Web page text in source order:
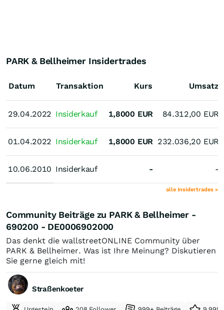
PARK & Bellheimer Insidertrades
Datum
29.04.2022
01.04.2022
10.06.2010
Transaktion Kurs Umsatz
29.04.2022 Insiderkauf 1,8000 EUR 84.312,00 EUR
01.04.2022 Insiderkauf 1,8000 EUR 232.036,20 EUR
10.06.2010 Insiderkauf - -
alle Insidertrades »
Community Beiträge zu PARK & Bellheimer -
690200 - DE0006902000
Das denkt die wallstreetONLINE Community über
PARK & Bellheimer. Was ist Ihre Meinung? Diskutieren
Sie gerne gleich mit!
Straßenkoeter